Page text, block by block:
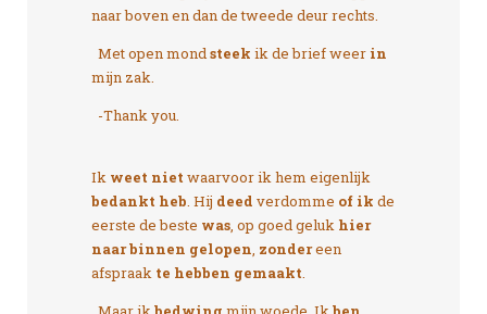
naar boven en dan de tweede deur rechts.
Met open mondsteek ik de brief weer in
mijn zak.
-Thank you.
Ik weet niet waarvoor ik hem eigenlijk
bedankt heb. Hij deed verdomme of ik de
eerste de beste was, op goed geluk hier
naar binnen gelopen, zondereen
afspraak te hebben gemaakt.